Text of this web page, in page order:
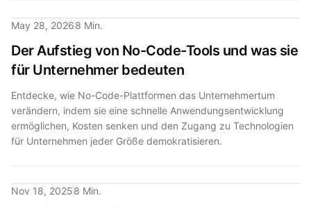
May 28, 20268 Min.
Der Aufstieg von No-Code-Tools und was sie
für Unternehmer bedeuten
Entdecke, wie No-Code-Plattformen das Unternehmertum
verändern, indem sie eine schnelle Anwendungsentwicklung
ermöglichen, Kosten senken und den Zugang zu Technologien
für Unternehmen jeder Größe demokratisieren.
Nov 18, 20258 Min.